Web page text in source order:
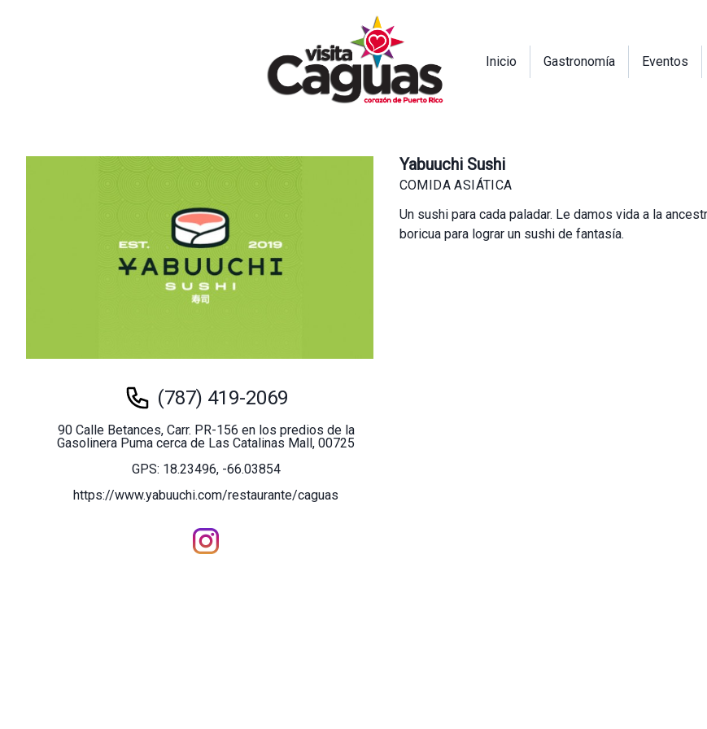
Inicio Gastronomía Eventos
(787) 419-2069
90 Calle Betances, Carr. PR-156 en los predios de la
Gasolinera Puma cerca de Las Catalinas Mall, 00725
GPS: 18.23496, -66.03854
https://www.yabuuchi.com/restaurante/caguas
Yabuuchi Sushi
COMIDA ASIÁTICA
Un sushi para cada paladar. Le damos vida a la
boricua para lograr un sushi de fantasía.